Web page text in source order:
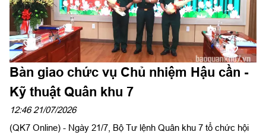
Bàn giao chức vụ Chủ nhiệm Hậu cần -
Kỹ thuật Quân khu 7
12:46 21/07/2026
(QK7 Online) - Ngày 21/7, Bộ Tư lệnh Quân khu 7 tổ chức hội